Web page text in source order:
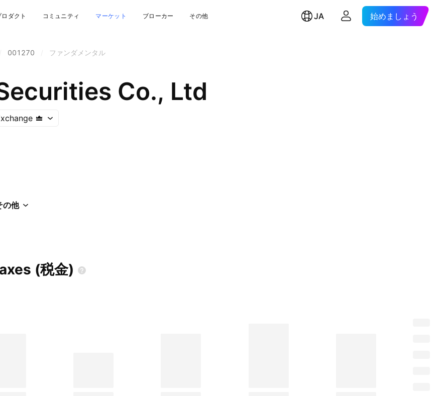
ロダクト コミュニティ マーケット ブローカー その他 JA 始めましょう
001270 ファンダメンタル
Co., Ltd
の他
(税金)